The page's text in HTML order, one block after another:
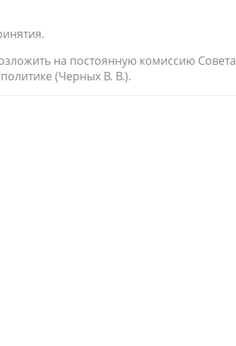
на постоянную комиссию Совета
(Черных В. В.).